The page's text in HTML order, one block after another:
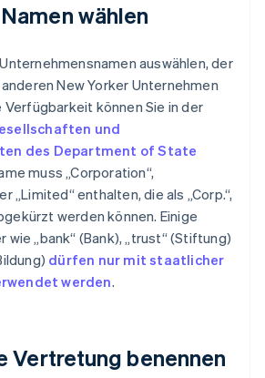
wählen
auswählen, der
New Yorker Unternehmen
können Sie in der
und
des Department of State
muss „Corporation“,
„Limited“ enthalten, die als „Corp.“,
werden können. Einige
„bank“ (Bank), „trust“ (Stiftung)
dürfen nur mit staatlicher
werden.
Vertretung benennen